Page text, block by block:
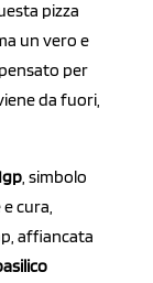
pizza
un vero e
per
da fuori,
, simbolo
cura,
affiancata